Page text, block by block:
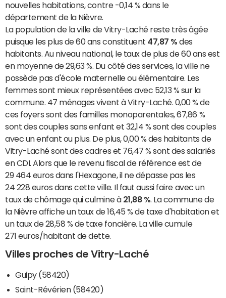
nouvelles habitations, contre -0,14 % dans le
département de la Nièvre.
La population de la ville de Vitry-Laché reste très âgée
puisque les plus de 60 ans constituent 47,87 % des
habitants. Au niveau national, le taux de plus de 60 ans est
en moyenne de 29,63 %. Du côté des services, la ville ne
possède pas d'école maternelle ou élémentaire. Les
femmes sont mieux représentées avec 52,13 % sur la
commune. 47 ménages vivent à Vitry-Laché. 0,00 % de
ces foyers sont des familles monoparentales, 67,86 %
sont des couples sans enfant et 32,14 % sont des couples
avec un enfant ou plus. De plus, 0,00 % des habitants de
Vitry-Laché sont des cadres et 76,47 % sont des salariés
en CDI. Alors que le revenu fiscal de référence est de
29 464 euros dans l'Hexagone, il ne dépasse pas les
24 228 euros dans cette ville. Il faut aussi faire avec un
taux de chômage qui culmine à 21,88 % . La commune de
la Nièvre affiche un taux de 16,45 % de taxe d'habitation et
un taux de 28,58 % de taxe foncière. La ville cumule
271 euros/habitant de dette.
Villes proches de Vitry-Laché
Guipy (58420)
Saint-Révérien (58420)